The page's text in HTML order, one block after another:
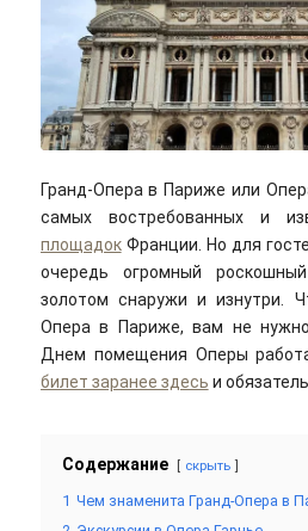
Гранд-Опера в Париже или
самых востребованных и
площадокФранции. Но для
очередь огромный
золотом снаружи и изнутри.
Опера в Париже, вам не нужно
Днем помещения Оперы
билет заранее здесь и
Содержание скрыть
1 Чем знаменита Гранд-Опера в